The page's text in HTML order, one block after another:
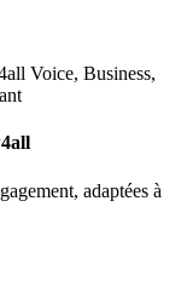
adaptées à